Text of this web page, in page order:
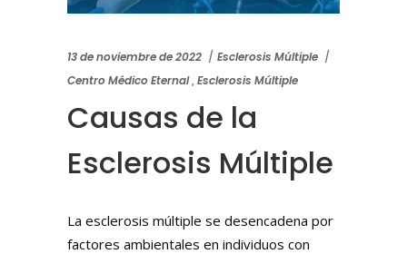
13 de noviembre de 2022
Esclerosis Múltiple
Centro Médico Eternal,Esclerosis Múltiple
Causas de la
Esclerosis Múltiple
La esclerosis múltiple se desencadena por
factores ambientales en individuos con